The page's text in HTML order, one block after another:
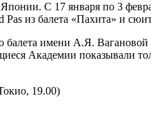
С 17 января по 3
из балета «Пахита» и
балета имени А.Я.
Академии показывали
19.00)